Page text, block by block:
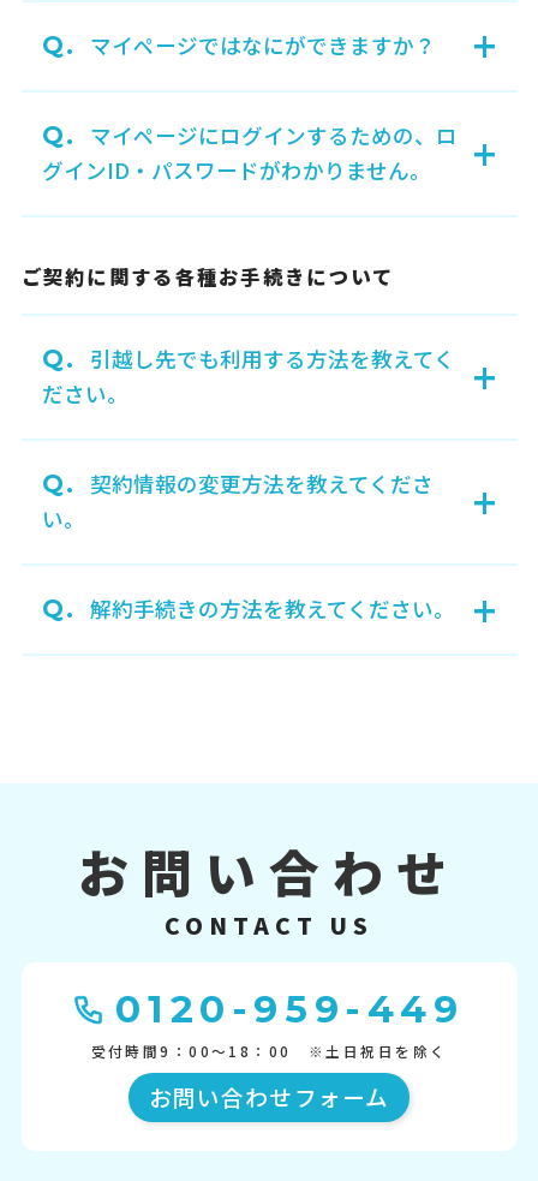
Q. マイページではなにができますか？ +
Q.
マイページにログインするための、ロ
グインID・パスワードがわかりません。
+
ご契約に関する各種お手続きについて
Q.
引越し先でも利用する方法を教えてく
ださい。
+
Q.
契約情報の変更方法を教えてくださ
い。
+
Q. 解約手続きの方法を教えてください。 +
お問い合わせ
CONTACT US
0120-959-449
受付時間9：00～18：00 ※土日祝日を除く
お問い合わせフォーム